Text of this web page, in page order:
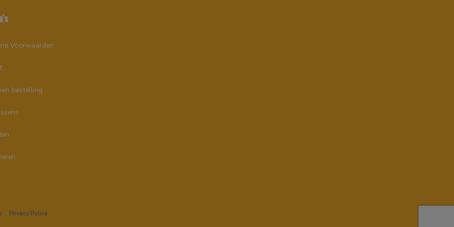
Voorwaarden
bestelling
- Privacy Policy